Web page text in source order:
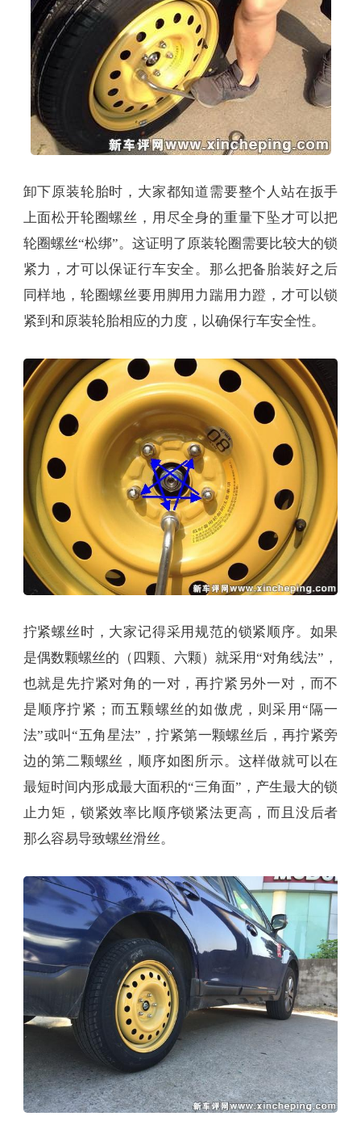
卸下原装轮胎时，大家都知道需要整个人站在扳手
上面松开轮圈螺丝，用尽全身的重量下坠才可以把
轮圈螺丝“松绑”。这证明了原装轮圈需要比较大的锁
紧力，才可以保证行车安全。那么把备胎装好之后
同样地，轮圈螺丝要用脚用力踹用力蹬，才可以锁
紧到和原装轮胎相应的力度，以确保行车安全性。
拧紧螺丝时，大家记得采用规范的锁紧顺序。如果
是偶数颗螺丝的（四颗、六颗）就采用“对角线法”，
也就是先拧紧对角的一对，再拧紧另外一对，而不
是顺序拧紧；而五颗螺丝的如傲虎，则采用“隔一
法”或叫“五角星法”，拧紧第一颗螺丝后，再拧紧旁
边的第二颗螺丝，顺序如图所示。这样做就可以在
最短时间内形成最大面积的“三角面”，产生最大的锁
止力矩，锁紧效率比顺序锁紧法更高，而且没后者
那么容易导致螺丝滑丝。